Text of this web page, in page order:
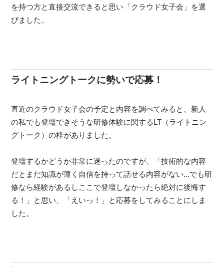
を持つ方と直接交流できると思い「クラウド女子会」を選
びました。
ライトニングトークに勢いで応募！
直近のクラウド女子会の予定と内容を調べてみると、新人
の私でも登壇できそうな研修体験に関するLT（ライトニン
グトーク）の枠がありました。
登壇するかどうか非常に迷ったのですが、「技術的な内容
だとまだ知識が薄く自信を持って話せる内容がない...でも研
修なら経験があるしここで登壇しなかったら絶対に後悔す
る！」と思い、「えいっ！」と応募をしてみることにしま
した。